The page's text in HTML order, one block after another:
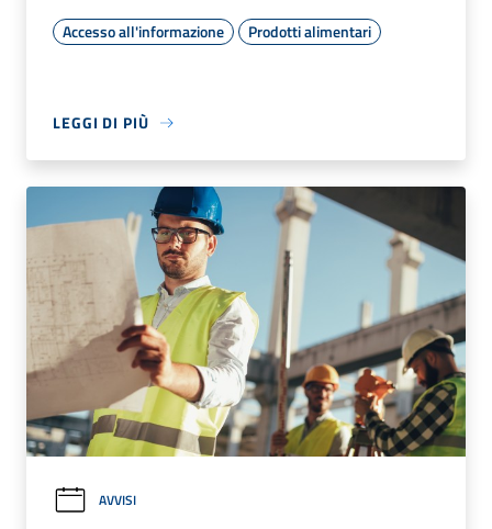
Accesso all'informazione Prodotti alimentari
LEGGI DI PIÙ
AVVISI